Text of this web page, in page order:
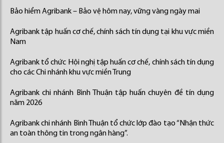
Bảo hiểm Agribank – Bảo vệ hôm nay, vững vàng ngày mai
Agribank tập huấn cơ chế, chính sách tín dụng tại khu vực miền
Nam
Agribank tổ chức Hội nghị tập huấn cơ chế, chính sách tín dụng
cho các Chi nhánh khu vực miền Trung
Agribank chi nhánh Bình Thuận tập huấn chuyên đề tín dụng
năm 2026
Agribank chi nhánh Bình Thuận tổ chức lớp đào tạo “Nhận thức
an toàn thông tin trong ngân hàng”.